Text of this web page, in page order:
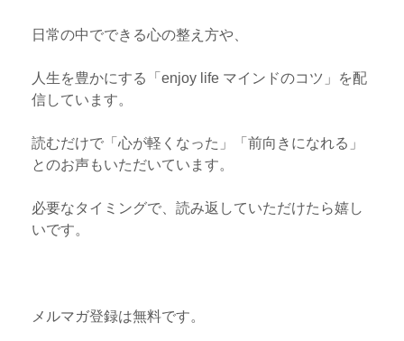
日常の中でできる心の整え方や、
人生を豊かにする「enjoy life マインドのコツ」を配
信しています。
読むだけで「心が軽くなった」「前向きになれる」
とのお声もいただいています。
必要なタイミングで、読み返していただけたら嬉し
いです。
メルマガ登録は無料です。